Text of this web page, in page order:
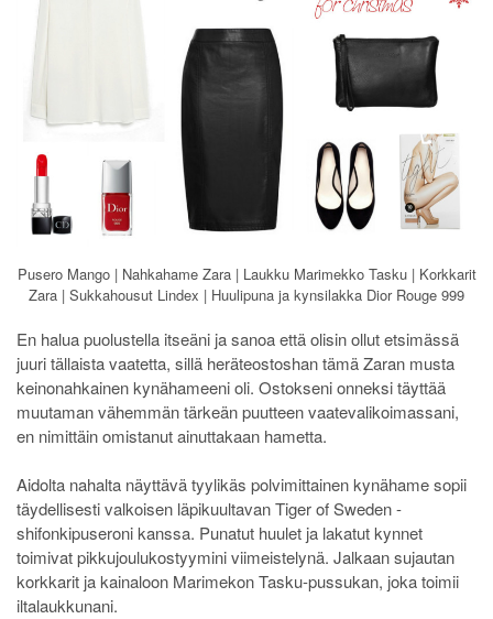
Pusero Mango | Nahkahame Zara | Laukku Marimekko Tasku | Korkkarit
Zara | Sukkahousut Lindex | Huulipuna ja kynsilakka Dior Rouge 999
En halua puolustella itseäni ja sanoa että olisin ollut etsimässä
juuri tällaista vaatetta, sillä heräteostoshan tämä Zaran musta
keinonahkainen kynähameeni oli. Ostokseni onneksi täyttää
muutaman vähemmän tärkeän puutteen vaatevalikoimassani,
en nimittäin omistanut ainuttakaan hametta.
Aidolta nahalta näyttävä tyylikäs polvimittainen kynähame sopii
täydellisesti valkoisen läpikuultavan Tiger of Sweden -
shifonkipuseroni kanssa. Punatut huulet ja lakatut kynnet
toimivat pikkujoulukostyymini viimeistelynä. Jalkaan sujautan
korkkarit ja kainaloon Marimekon Tasku-pussukan, joka toimii
iltalaukkunani.